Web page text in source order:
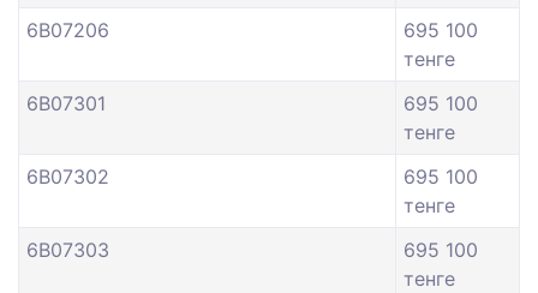
6B07206
695 100
тенге
6B07301
695 100
тенге
6B07302
695 100
тенге
6B07303
695 100
тенге